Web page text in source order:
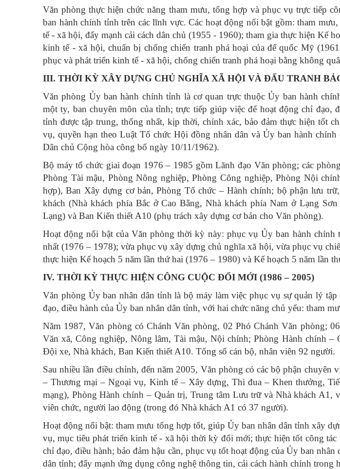
Văn phòng thực hiện chức năng tham mưu, tổng hợp và phục vụ trực tiếp
ban hành chính tỉnh trên các lĩnh vực. Các hoạt động nổi bật gồm: tham
tế - xã hội, đẩy mạnh cải cách dân chủ (1955 - 1960); tham gia thực hiện Kế
kinh tế - xã hội, chuẩn bị chống chiến tranh phá hoại của đế quốc Mỹ
phục và phát triển kinh tế - xã hội, chống chiến tranh phá hoại bằng không
III. THỜI KỲ XÂY DỰNG CHỦ NGHĨA XÃ HỘI VÀ ĐẤU TRANH
Văn phòng Ủy ban hành chính tỉnh là cơ quan trực thuộc Ủy ban hành
một ty, ban chuyên môn của tỉnh; trực tiếp giúp việc để hoạt động chỉ đạo,
tỉnh được tập trung, thống nhất, kịp thời, chính xác, bảo đảm thực hiện tốt
vụ, quyền hạn theo Luật Tổ chức Hội đồng nhân dân và Ủy ban hành chính
Dân chủ Cộng hòa công bố ngày 10/11/1962).
Bộ máy tổ chức giai đoạn 1976 – 1985 gồm Lãnh đạo Văn phòng; các
Phòng Tài mậu, Phòng Nông nghiệp, Phòng Công nghiệp, Phòng Nội
hợp), Ban Xây dựng cơ bản, Phòng Tổ chức – Hành chính; bộ phận lưu
khách (Nhà khách phía Bắc ở Cao Bằng, Nhà khách phía Nam ở Lạng
Lạng) và Ban Kiến thiết A10 (phụ trách xây dựng cơ bản cho Văn phòng).
Hoạt động nổi bật của Văn phòng thời kỳ này: phục vụ Ủy ban hành chính
nhất (1976 – 1978); vừa phục vụ xây dựng chủ nghĩa xã hội, vừa phục vụ
thực hiện Kế hoạch 5 năm lần thứ hai (1976 – 1980) và Kế hoạch 5 năm lần
IV. THỜI KỲ THỰC HIỆN CÔNG CUỘC ĐỔI MỚI (1986 – 2005)
Văn phòng Ủy ban nhân dân tỉnh là bộ máy làm việc phục vụ sự quản lý
đạo, điều hành của Ủy ban nhân dân tỉnh, với hai chức năng chủ yếu: tham
Năm 1987, Văn phòng có Chánh Văn phòng, 02 Phó Chánh Văn phòng;
Văn xã, Công nghiệp, Nông lâm, Tài mậu, Nội chính; Phòng Hành chính –
Đội xe, Nhà khách, Ban Kiến thiết A10. Tổng số cán bộ, nhân viên 92 người.
Sau nhiều lần điều chỉnh, đến năm 2005, Văn phòng có các bộ phận chuyên
– Thương mại – Ngoại vụ, Kinh tế – Xây dựng, Thi đua – Khen thưởng,
mạng), Phòng Hành chính – Quản trị, Trung tâm Lưu trữ và Nhà khách A1,
viên chức, người lao động (trong đó Nhà khách A1 có 37 người).
Hoạt động nổi bật: tham mưu tổng hợp tốt, giúp Ủy ban nhân dân tỉnh xây
vụ, mục tiêu phát triển kinh tế - xã hội thời kỳ đổi mới; thực hiện tốt công tác
chỉ đạo, điều hành; bảo đảm hậu cần, phục vụ tốt hoạt động của Ủy ban
dân tỉnh; đẩy mạnh ứng dụng công nghệ thông tin, cải cách hành chính trong